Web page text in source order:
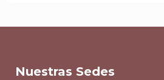
Nuestras Sedes